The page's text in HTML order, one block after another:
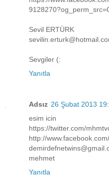
Sevil ERTÜRK
Sevgiler (:
Yanıtla
Adsız 26 Şubat 2013
esim icin
https://twitter.com/
http://
mehmet
Yanıtla